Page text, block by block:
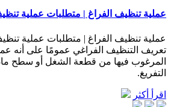
عملية تنظيف الفراغ | متطلبات عملية
عملية تنظيف الفراغ | متطلبات عملية
تعريف التنظيف الفراغي عمومًا على أنه
المرغوب فيها من قطعة الشغل أو سطح
التفريغ.
اقرأ أكثر